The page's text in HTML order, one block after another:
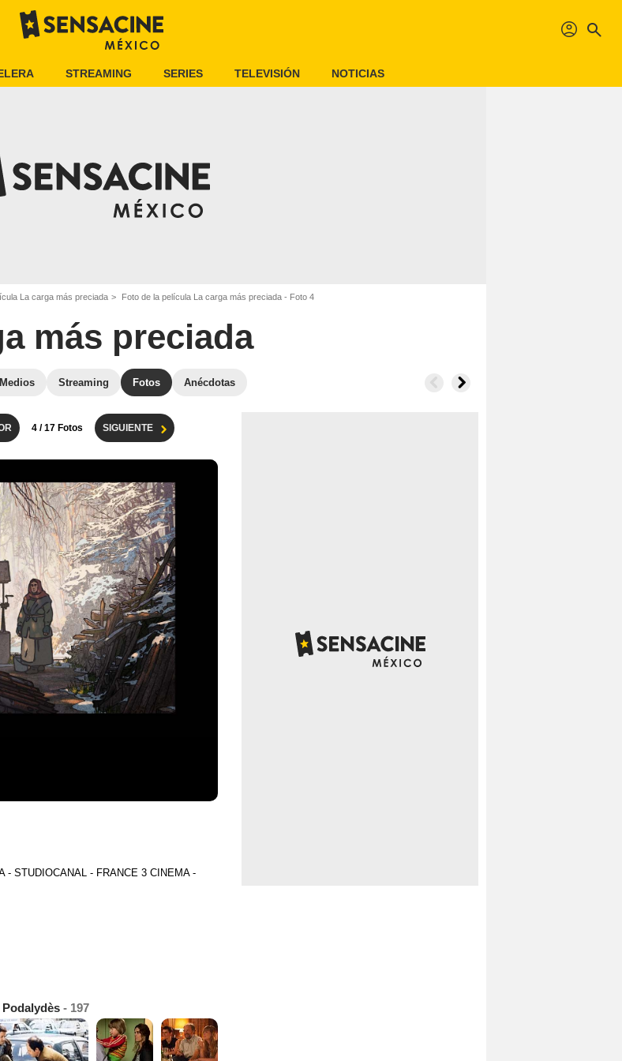
profil search
STREAMING SERIES TELEVISIÓN NOTICIAS
La carga más preciada Foto de la película La carga más preciada - Foto 4
más preciada
Streaming Fotos Anécdotas
4 / 17 Fotos SIGUIENTE
- STUDIOCANAL - FRANCE 3 CINEMA -
Podalydès - 197